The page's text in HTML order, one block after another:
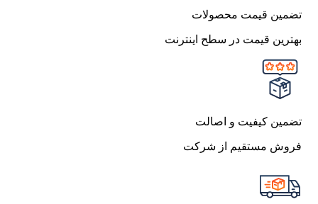
تضمین قیمت محصولات
بهترین قیمت در سطح اینترنت
تضمین کیفیت و اصالت
فروش مستقیم از شرکت